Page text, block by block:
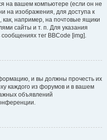
на вашем компьютере (если он не
на изображения, для доступа к
например, на почтовые ящики
сайты и т. п. Для указания
тег BBCode [img].
и вы должны прочесть их
каждого из форумов и в вашем
объявлений